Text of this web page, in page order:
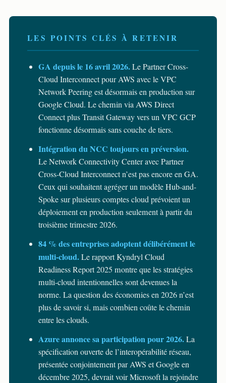
LES POINTS CLÉS À RETENIR
GA depuis le 16 avril 2026.Le Partner Cross-
Cloud Interconnect pour AWS avec le VPC
Network Peering est désormais en production sur
Google Cloud. Le chemin via AWS Direct
Connect plus Transit Gateway vers un VPC GCP
fonctionne désormais sans couche de tiers.
Intégration du NCC toujours en préversion.
Le Network Connectivity Center avec Partner
Cross-Cloud Interconnect n’est pas encore en GA.
Ceux qui souhaitent agréger un modèle Hub-and-
Spoke sur plusieurs comptes cloud prévoient un
déploiement en production seulement à partir du
troisième trimestre 2026.
84 % des entreprises adoptent délibérément le
multi-cloud.Le rapport Kyndryl Cloud
Readiness Report 2025 montre que les stratégies
multi-cloud intentionnelles sont devenues la
norme. La question des économies en 2026 n’est
plus de savoir si, mais combien coûte le chemin
entre les clouds.
Azure annonce sa participation pour 2026.La
spécification ouverte de l’interopérabilité réseau,
présentée conjointement par AWS et Google en
décembre 2025, devrait voir Microsoft la rejoindre